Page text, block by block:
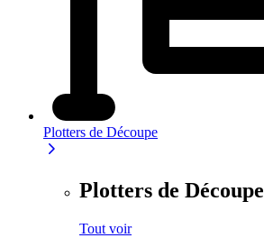
Plotters de Découpe
Plotters de Découpe
Tout voir